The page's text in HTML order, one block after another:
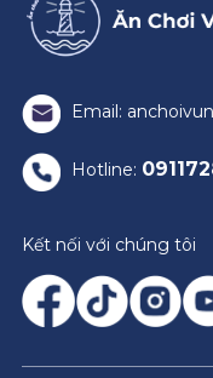
Email:
Hotline:
Kết nối với chúng tôi